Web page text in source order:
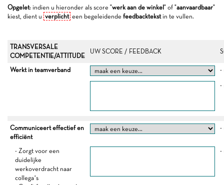
Opgelet: indien u hieronder als score "werk aan de winkel " of "aanvaardbaar"
kiest, dient u verplicht een begeleidende feedbacktekstin te vullen.
TRANSVERSALE
COMPETENTIE/ATTITUDE
UW SCORE / FEEDBACK
Werkt in teamverband -
-
Communiceert effectief en
efficiënt
-
- Zorgt voor een
duidelijke
werkoverdracht naar
collega’s
-